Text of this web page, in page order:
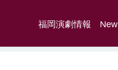
福岡演劇情報 New